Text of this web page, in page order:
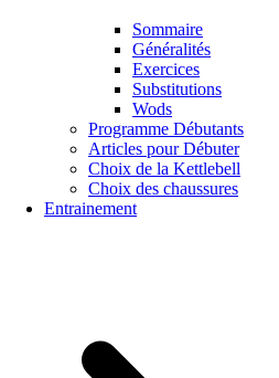
Sommaire
Généralités
Exercices
Substitutions
Wods
Programme Débutants
Articles pour Débuter
Choix de la Kettlebell
Choix des chaussures
Entrainement